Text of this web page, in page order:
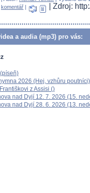
komentář | | Zdroj:
a audia (mp3) pro vás:
2026 (Hej, vzhůru poutníci)
z Assisi ()
nad Dyjí 12. 7. 2026 (15.
nad Dyjí 28. 6. 2026 (13.